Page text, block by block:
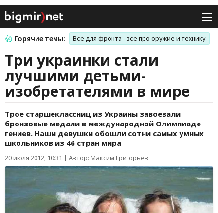
Горячие темы: Все для фронта - все про оружие и технику
Три украинки стали
лучшими детьми-
изобретателями в мире
Трое старшеклассниц из Украины завоевали
бронзовые медали в международной Олимпиаде
гениев. Наши девушки обошли сотни самых умных
школьников из 46 стран мира
20 июля 2012, 10:31 | Автор: Максим Григорьев